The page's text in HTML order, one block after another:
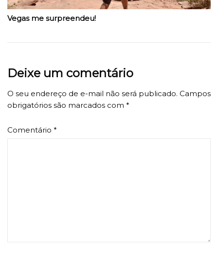
Vegas me surpreendeu!
Deixe um comentário
O seu endereço de e-mail não será publicado. Campos
obrigatórios são marcados com *
Comentário *